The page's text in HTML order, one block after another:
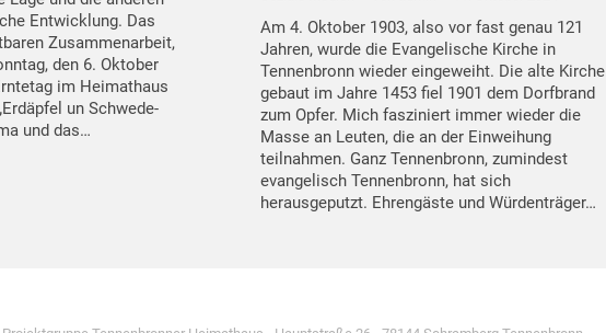
Entwicklung. Das
Zusammenarbeit,
den 6. Oktober
im Heimathaus
un Schwede-
und das…
Am 4. Oktober 1903, also vor fast genau 121
Jahren, wurde die Evangelische Kirche in
Tennenbronn wieder eingeweiht. Die alte Kirche
gebaut im Jahre 1453 fiel 1901 dem Dorfbrand
zum Opfer. Mich fasziniert immer wieder die
Masse an Leuten, die an der Einweihung
teilnahmen. Ganz Tennenbronn, zumindest
evangelisch Tennenbronn, hat sich
herausgeputzt. Ehrengäste und Würdenträger…